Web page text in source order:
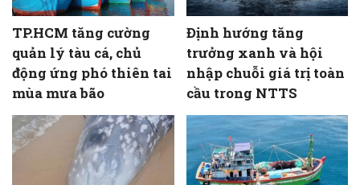
TP.HCM tăng cường
quản lý tàu cá, chủ
động ứng phó thiên tai
mùa mưa bão
Định hướng tăng
trưởng xanh và hội
nhập chuỗi giá trị toàn
cầu trong NTTS